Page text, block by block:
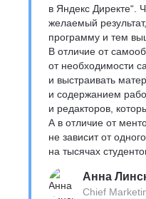
в Яндекс Директе“.
желаемый
программу и тем
В отличие от
от необходимости
и выстраивать
и содержанием
и редакторов,
А в отличие от
не зависит от
на тысячах
Анна
Chief